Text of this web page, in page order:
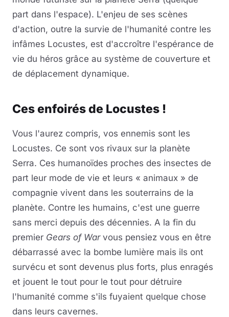
part dans l'espace). L'enjeu de ses scènes
d'action, outre la survie de l'humanité contre les
infâmes Locustes, est d'accroître l'espérance de
vie du héros grâce au système de couverture et
de déplacement dynamique.
Ces enfoirés de Locustes !
Vous l'aurez compris, vos ennemis sont les
Locustes. Ce sont vos rivaux sur la planète
Serra. Ces humanoïdes proches des insectes de
part leur mode de vie et leurs « animaux » de
compagnie vivent dans les souterrains de la
planète. Contre les humains, c'est une guerre
sans merci depuis des décennies. A la fin du
premier Gears of Warvous pensiez vous en être
débarrassé avec la bombe lumière mais ils ont
survécu et sont devenus plus forts, plus enragés
et jouent le tout pour le tout pour détruire
l'humanité comme s'ils fuyaient quelque chose
dans leurs cavernes.